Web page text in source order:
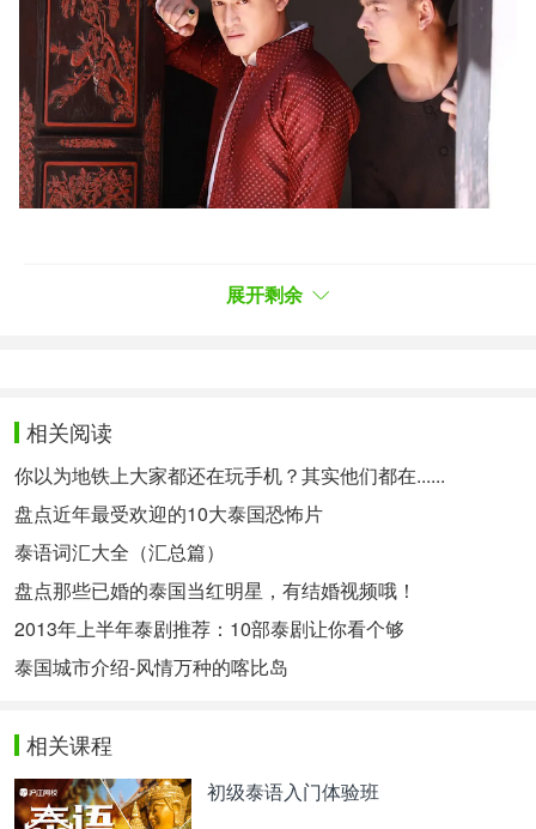
展开剩余
相关阅读
你以为地铁上大家都还在玩手机？其实他们都在......
盘点近年最受欢迎的10大泰国恐怖片
泰语词汇大全（汇总篇）
盘点那些已婚的泰国当红明星，有结婚视频哦！
2013年上半年泰剧推荐：10部泰剧让你看个够
泰国城市介绍-风情万种的喀比岛
相关课程
初级泰语入门体验班